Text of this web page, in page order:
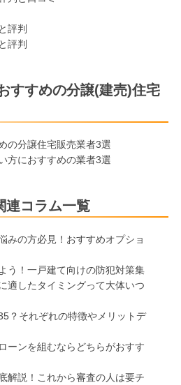
評判
評判
すすめの分譲(建売)住宅
の分譲住宅販売業者3選
方におすすめの業者3選
連コラム一覧
みの方必見！おすすめオプショ
う！一戸建て向けの防犯対策集
適したタイミングって大体いつ
？それぞれの特徴やメリットデ
ーンを組むならどちらがおすす
解説！これから審査の人は要チ